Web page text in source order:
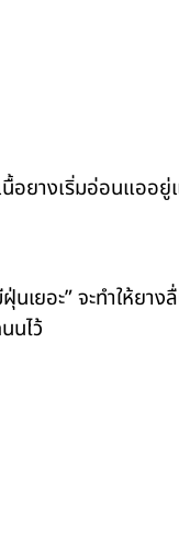
อยางเริ่มอ่อนแออ
ยอะ” จะทำให้ยา
นไว้